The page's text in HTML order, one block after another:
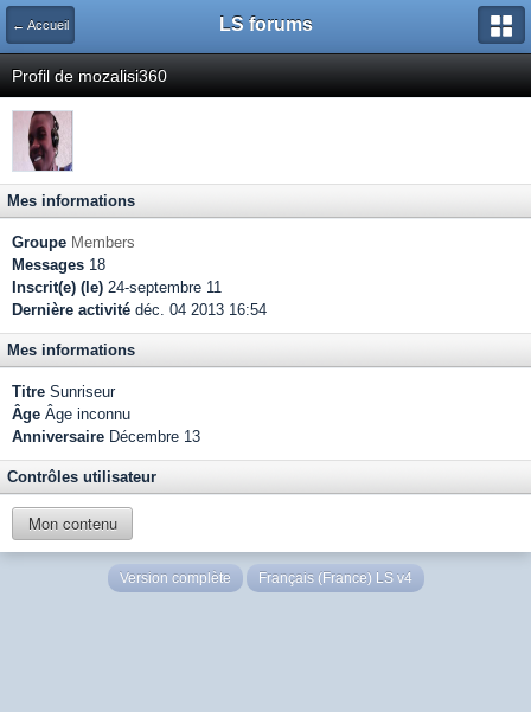
← Accueil LS forums
Profil de mozalisi360
Mes informations
Groupe Members
Messages 18
Inscrit(e) (le) 24-septembre 11
Dernière activité déc. 04 2013 16:54
Mes informations
Titre Sunriseur
Âge Âge inconnu
Anniversaire Décembre 13
Contrôles utilisateur
Mon contenu
Version complète Français (France) LS v4